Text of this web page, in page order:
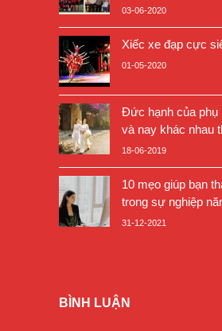
03-06-2020
Xiếc xe đạp cực
01-05-2020
Đức hạnh của phụ
và nay khác nhau
18-06-2019
10 mẹo giúp bạn
trong sự nghiệp
31-12-2021
BÌNH LUẬN